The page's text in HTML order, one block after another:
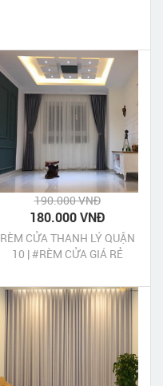
190.000 VNĐ
180.000 VNĐ
RÈM CỬA THANH LÝ QUẬN
10 | #RÈM CỬA GIÁ RẺ